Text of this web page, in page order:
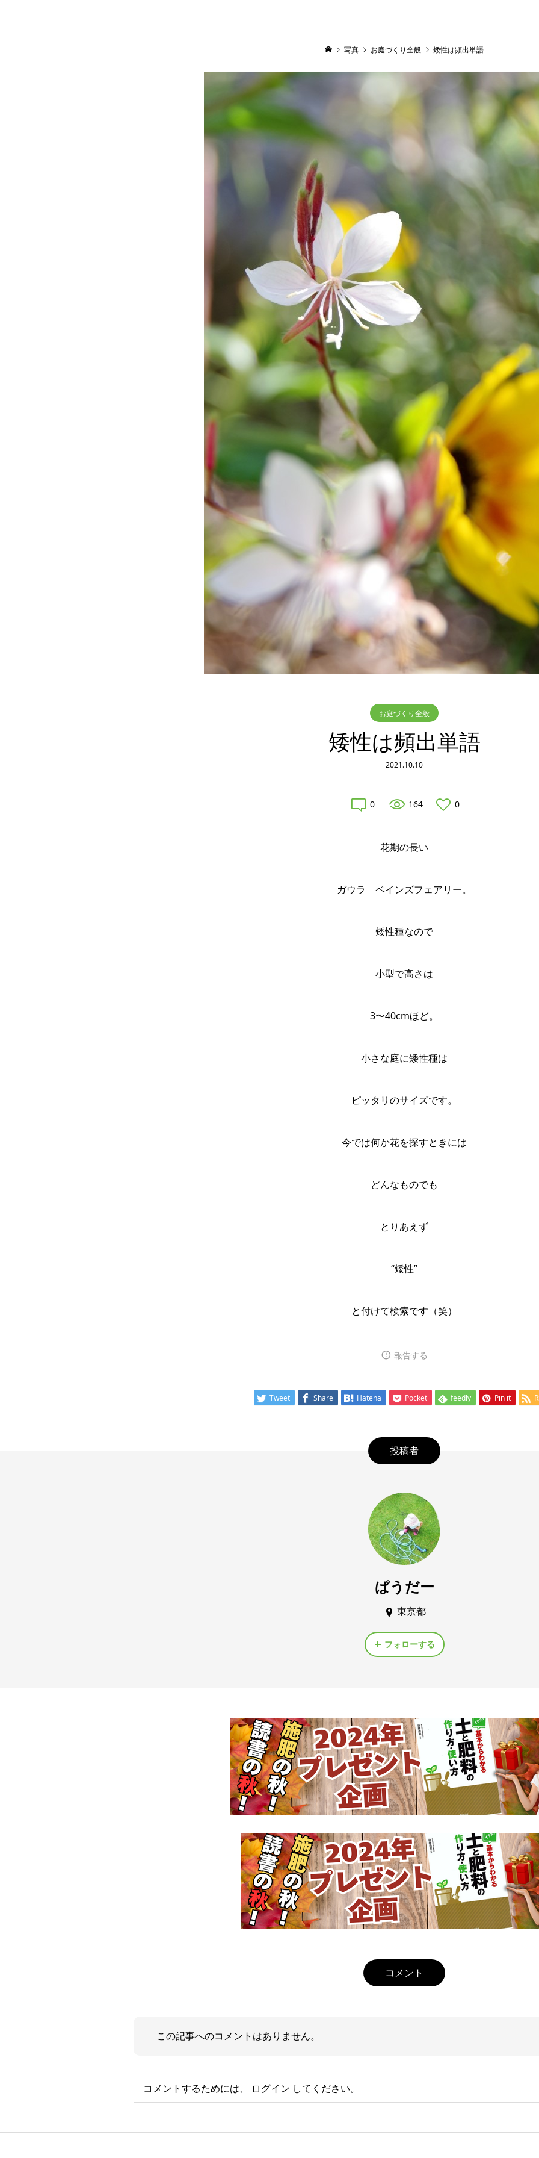
写真 お庭づくり全般 矮性は頻出単語
お庭づくり全般
矮性は頻出単語
2021.10.10
0 164 0
花期の長い
ガウラ ベインズフェアリー。
矮性種なので
小型で高さは
3〜40cmほど。
小さな庭に矮性種は
ピッタリのサイズです。
今では何か花を探すときには
どんなものでも
とりあえず
“矮性”
と付けて検索です（笑）
報告する
Tweet Share Hatena Pocket feedly Pin it
投稿者
ぱうだー
東京都
フォローする
コメント
この記事へのコメントはありません。
コメントするためには、 ログイン してください。